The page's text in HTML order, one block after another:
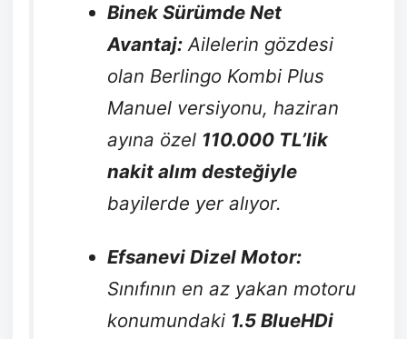
Binek Sürümde Net
Avantaj: Ailelerin gözdesi
olan Berlingo Kombi Plus
Manuel versiyonu, haziran
ayına özel 110.000 TL’lik
nakit alım desteğiyle
bayilerde yer alıyor.
Efsanevi Dizel Motor:
Sınıfının en az yakan motoru
konumundaki 1.5 BlueHDi